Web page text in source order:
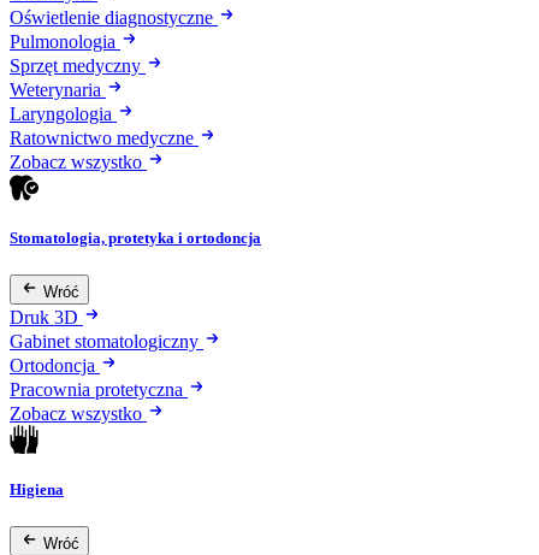
Oświetlenie diagnostyczne
Pulmonologia
Sprzęt medyczny
Weterynaria
Laryngologia
Ratownictwo medyczne
Zobacz wszystko
Stomatologia, protetyka i ortodoncja
Wróć
Druk 3D
Gabinet stomatologiczny
Ortodoncja
Pracownia protetyczna
Zobacz wszystko
Higiena
Wróć